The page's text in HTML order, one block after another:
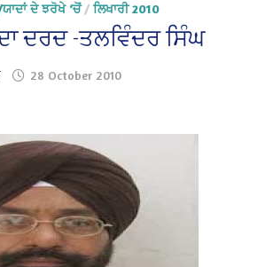
ਦੇ ਝਰੋਖੇ ‘ਚੋਂ/ਲਿਖਾਰੀ 2010
ਦਰਦ -ਤਲਵਿੰਦਰ ਸਿੰਘ
28 October 2010